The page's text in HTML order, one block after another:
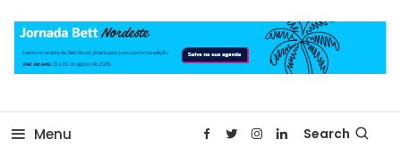
Prefeitos & Governantes
Menu Search